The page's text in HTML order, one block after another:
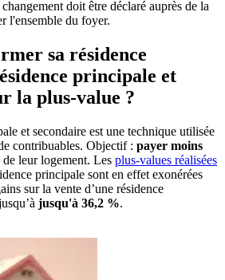
doit être déclaré auprès de la
l'ensemble du foyer.
sa résidence
principale et
la plus-value ?
et secondaire est une technique utilisée
contribuables. Objectif : payer moins
leur logement. Les plus-values réalisées
principale sont en effet exonérées
sur la vente d’une résidence
jusqu'à 36,2 %.